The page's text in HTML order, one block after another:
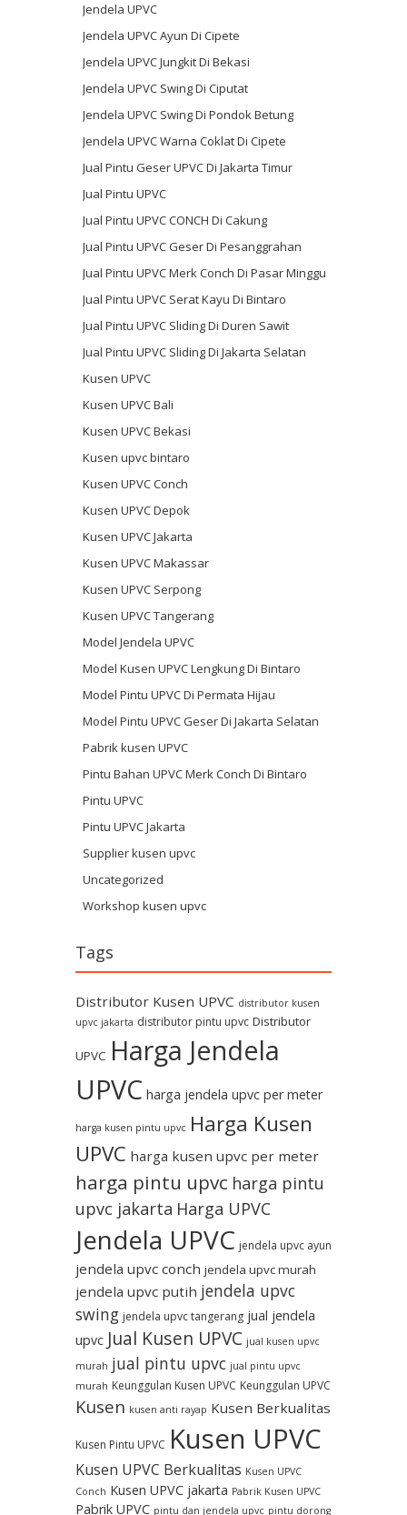
Jendela UPVC
Jendela UPVC Ayun Di Cipete
Jendela UPVC Jungkit Di Bekasi
Jendela UPVC Swing Di Ciputat
Jendela UPVC Swing Di Pondok Betung
Jendela UPVC Warna Coklat Di Cipete
Jual Pintu Geser UPVC Di Jakarta Timur
Jual Pintu UPVC
Jual Pintu UPVC CONCH Di Cakung
Jual Pintu UPVC Geser Di Pesanggrahan
Jual Pintu UPVC Merk Conch Di Pasar Minggu
Jual Pintu UPVC Serat Kayu Di Bintaro
Jual Pintu UPVC Sliding Di Duren Sawit
Jual Pintu UPVC Sliding Di Jakarta Selatan
Kusen UPVC
Kusen UPVC Bali
Kusen UPVC Bekasi
Kusen upvc bintaro
Kusen UPVC Conch
Kusen UPVC Depok
Kusen UPVC Jakarta
Kusen UPVC Makassar
Kusen UPVC Serpong
Kusen UPVC Tangerang
Model Jendela UPVC
Model Kusen UPVC Lengkung Di Bintaro
Model Pintu UPVC Di Permata Hijau
Model Pintu UPVC Geser Di Jakarta Selatan
Pabrik kusen UPVC
Pintu Bahan UPVC Merk Conch Di Bintaro
Pintu UPVC
Pintu UPVC Jakarta
Supplier kusen upvc
Uncategorized
Workshop kusen upvc
Tags
Distributor Kusen UPVC distributor kusen
upvc jakarta distributor pintu upvc Distributor
UPVC Harga Jendela
UPVC harga jendela upvc per meter
harga kusen pintu upvc Harga Kusen
UPVC harga kusen upvc per meter
harga pintu upvc harga pintu
upvc jakarta Harga UPVC
Jendela UPVC jendela upvc ayun
jendela upvc conch jendela upvc murah
jendela upvc putih jendela upvc
swing jendela upvc tangerang jual jendela
upvc Jual Kusen UPVC jual kusen upvc
murah jual pintu upvc jual pintu upvc
murah Keunggulan Kusen UPVC Keunggulan UPVC
Kusen kusen anti rayap Kusen Berkualitas
Kusen Pintu UPVC Kusen UPVC
Kusen UPVC Berkualitas Kusen UPVC
Conch Kusen UPVC jakarta Pabrik Kusen UPVC
Pabrik UPVC pintu dan jendela upvc pintu dorong